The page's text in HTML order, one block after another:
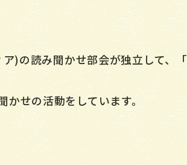
)の読み聞かせ部会が独立して、
かせの活動をしています。